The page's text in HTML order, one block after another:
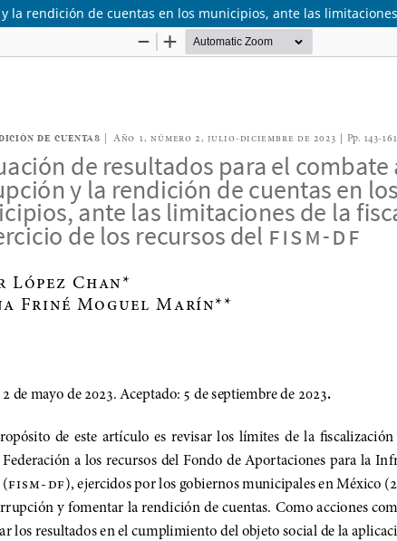
rendición de cuentas en los municipios, ante las